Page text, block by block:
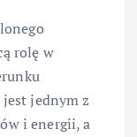
rolę w
jednym z
i energii, a